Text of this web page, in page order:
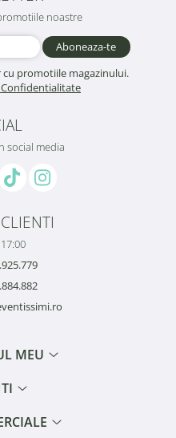
noastre
promotiile magazinului.
social media
MEU